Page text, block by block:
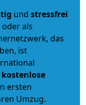
und stressfrei
oder als
das
ist
ersten
Umzug.